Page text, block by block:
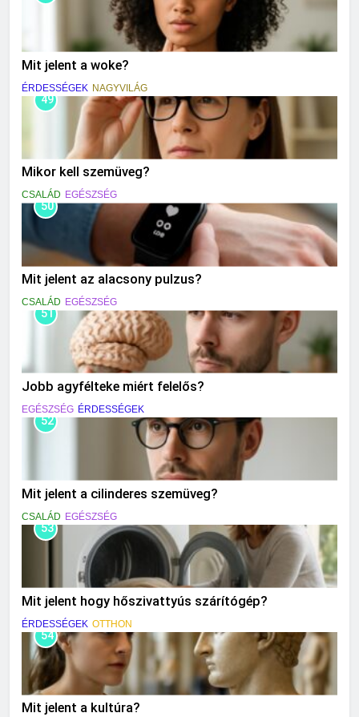
Mit jelent a woke?
ÉRDESSÉGEK NAGYVILÁG
49
Mikor kell szemüveg?
CSALÁD EGÉSZSÉG
50
Mit jelent az alacsony pulzus?
CSALÁD EGÉSZSÉG
51
Jobb agyfélteke miért felelős?
EGÉSZSÉG ÉRDESSÉGEK
52
Mit jelent a cilinderes szemüveg?
CSALÁD EGÉSZSÉG
53
Mit jelent hogy hőszivattyús szárítógép?
ÉRDESSÉGEK OTTHON
54
Mit jelent a kultúra?